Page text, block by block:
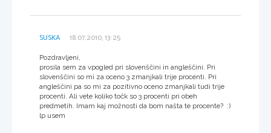
SUSKA 18.07.2010, 13:25
Pozdravljeni,
prosila sem za vpogled pri slovenščini in angleščini. Pri
slovenščini so mi za oceno 3 zmanjkali trije procenti. Pri
angleščini pa so mi za pozitivno oceno zmanjkali tudi trije
procenti. Ali vete koliko točk so 3 procenti pri obeh
predmetih. Imam kaj možnosti da bom našta te procente? :)
lp usem